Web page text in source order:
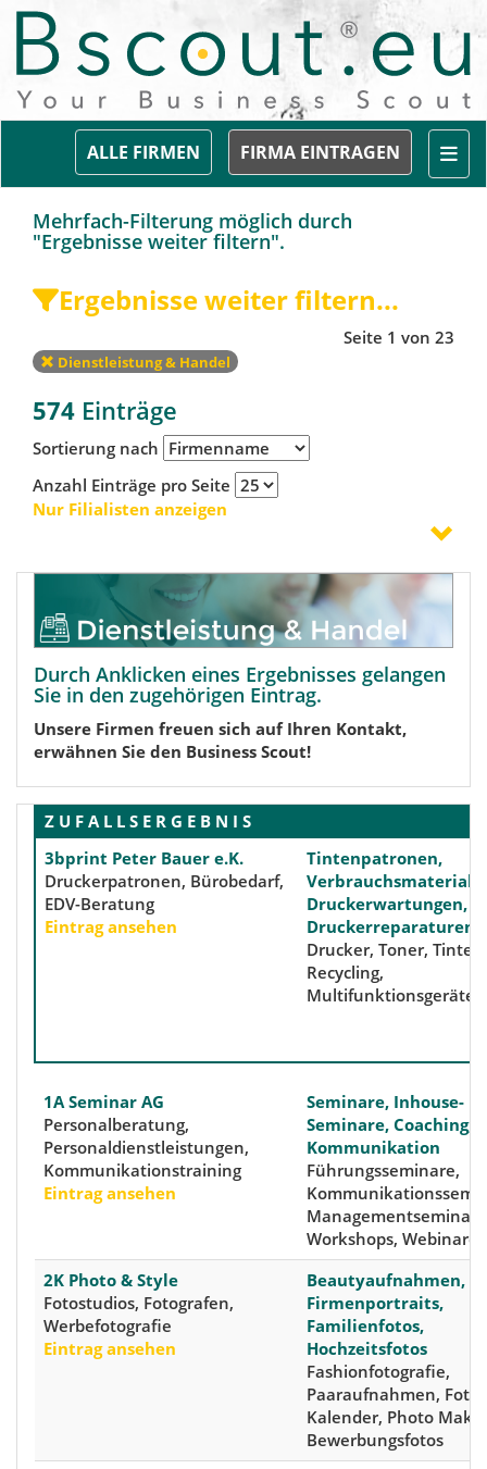
FIRMA EINTRAGEN
ALLE FIRMEN
Mehrfach-Filterung möglich durch
"Ergebnisse weiter filtern".
Ergebnisse weiter filtern...
Seite 1 von 23
Dienstleistung & Handel
574 Einträge
Sortierung nach
Anzahl Einträge pro Seite
Nur Filialisten anzeigen
Durch Anklicken eines Ergebnisses gelangen
Sie in den zugehörigen Eintrag.
Unsere Firmen freuen sich auf Ihren Kontakt,
erwähnen Sie den Business Scout!
Z U F A L L S E R G E B N I S
3bprint Peter Bauer e.K.
Druckerpatronen, Bürobedarf,
EDV-Beratung
Eintrag ansehen
Tintenpatronen,
Druckerwartungen,
Druckerreparaturen
Drucker, Toner, Tinte,
Recycling,
Multifunktionsgeräte
1A Seminar AG
Personalberatung,
Personaldienstleistungen,
Kommunikationstraining
Eintrag ansehen
Seminare, Inhouse-
Seminare, Coaching,
Kommunikation
Führungsseminare,
Workshops, Webinare
2K Photo & Style
Fotostudios, Fotografen,
Werbefotografie
Eintrag ansehen
Beautyaufnahmen,
Firmenportraits,
Familienfotos,
Hochzeitsfotos
Fashionfotografie,
Paaraufnahmen, Foto-
Kalender, Photo
Bewerbungsfotos